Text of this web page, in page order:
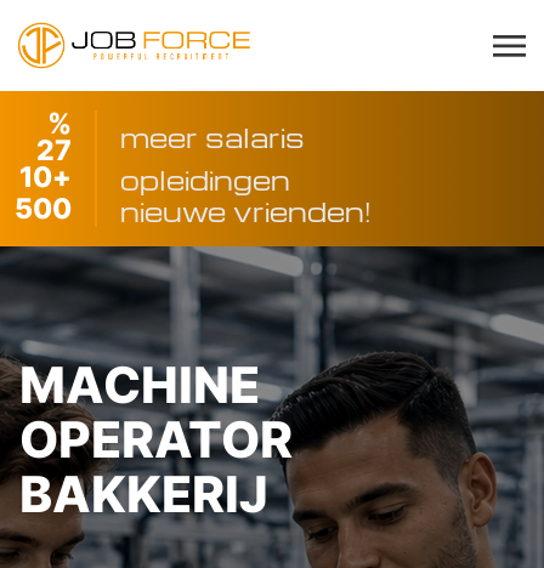
%
27
meer salaris
+
10
opleidingen
500
nieuwe vrienden!
MACHINE
OPERATOR
BAKKERIJ